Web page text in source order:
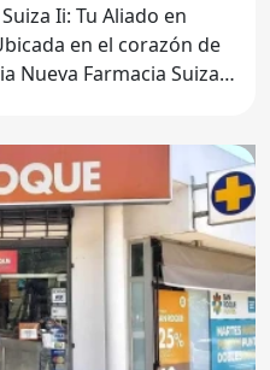
Ii: Tu Aliado en
Nueva Farmacia Suiza Ii